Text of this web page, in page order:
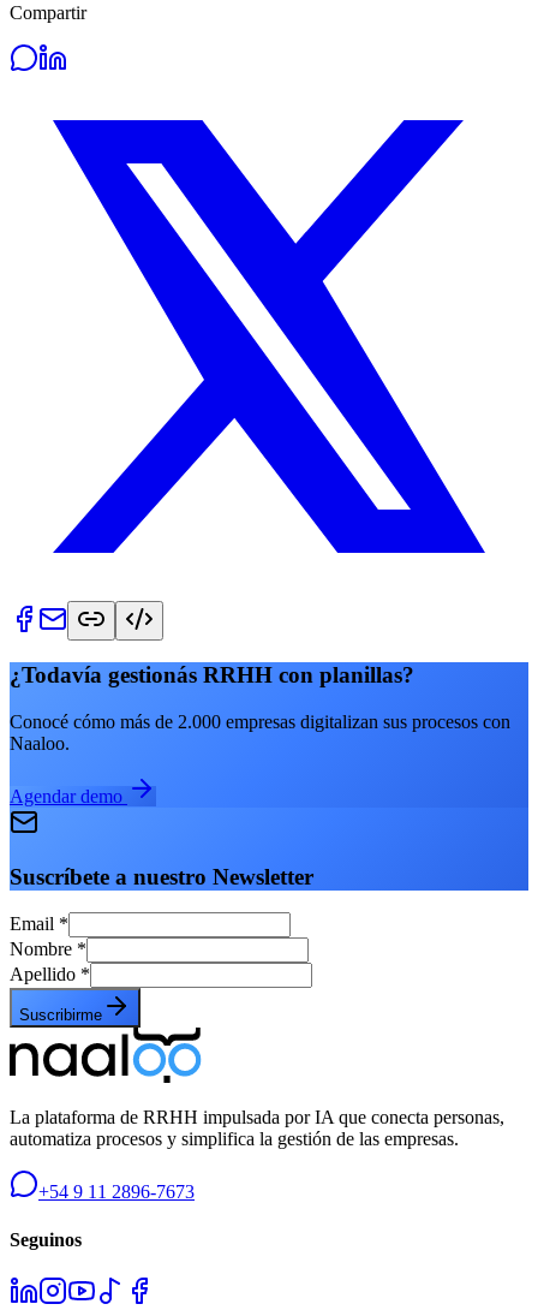
Compartir
¿Todavía gestionás RRHH con planillas?
Conocé cómo más de 2.000 empresas digitalizan sus procesos con
Naaloo.
Agendar demo
Suscríbete a nuestro Newsletter
Email *
Nombre *
Apellido *
Suscribirme
La plataforma de RRHH impulsada por IA que conecta personas,
automatiza procesos y simplifica la gestión de las empresas.
+54 9 11 2896-7673
Seguinos